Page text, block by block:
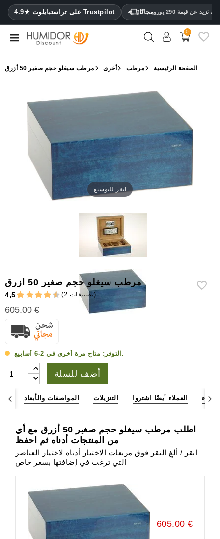
4.9★ على تراستبايلوت Trustpilot مجانًا عن قيمة 290 يورو CATEGORY
مرطب
خزائن
ترطيب
0
الصفحة الرئيسية مرطب أخرى مرطب سيغلو حجم صغير 50 أزرق
انقر للتوسيع
مرطب سيغلو حجم صغير 50 أزرق
4,5 ( 2 تصنيفات)
605.00 €
التوفر: متاح مرة أخرى في 2-6 أسابيع.
أضف للسلة
المواصفات والأبعاد التنزيلات العملاء أيضًا اشتروا
اطلب مرطب سيغلو حجم صغير 50 أزرق مع أي
من المنتجات أدناه ثم احفظ
انقر / ألغِ النقر فوق مربعات الاختيار أدناه لاختيار العناصر
التي ترغب في إضافتها بسعر خاص
605.00 €